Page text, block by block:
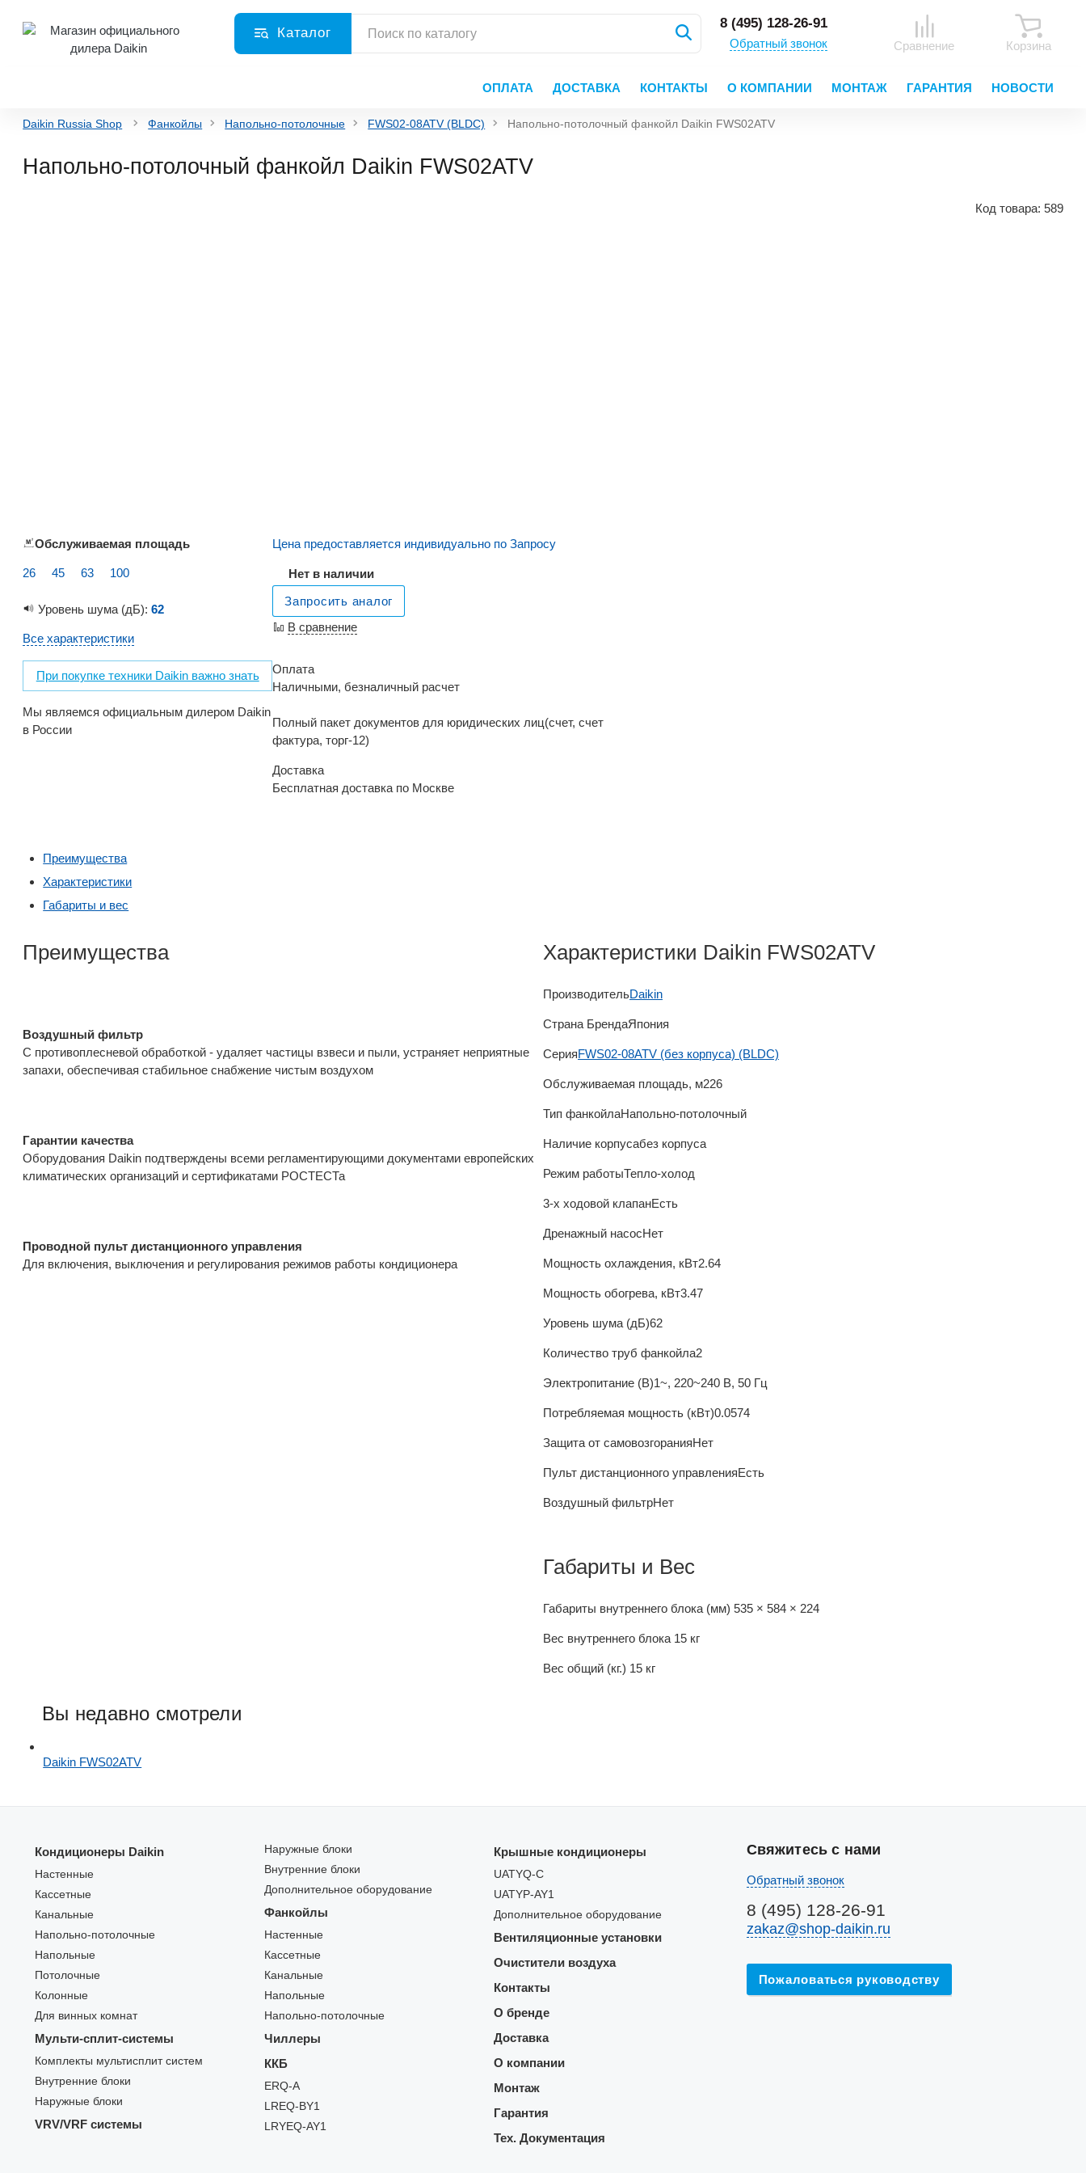
Каталог
8 (495) 128-26-91
Обратный звонок Сравнение Корзина
ОПЛАТА ДОСТАВКА КОНТАКТЫ О КОМПАНИИ МОНТАЖ ГАРАНТИЯ НОВОСТИ
Daikin Russia Shop Фанкойлы Напольно-потолочные FWS02-08ATV (BLDC) Напольно-потолочный фанкойл Daikin FWS02ATV
Напольно-потолочный фанкойл Daikin FWS02ATV
Код товара: 589
Цена предоставляется индивидуально по Запросу
Нет в наличии
Запросить аналог
В сравнение
Оплата
Наличными, безналичный расчет
Полный пакет документов для юридических лиц(счет, счет
фактура, торг-12)
Доставка
Бесплатная доставка по Москве
Обслуживаемая площадь
26 45 63 100
Уровень шума (дБ):62
Все характеристики
При покупке техники Daikin важно знать
Мы являемся официальным дилером Daikin
в России
Преимущества
Характеристики
Габариты и вес
Преимущества
Воздушный фильтр
С противоплесневой обработкой - удаляет частицы взвеси и пыли, устраняет неприятные
запахи, обеспечивая стабильное снабжение чистым воздухом
Гарантии качества
Оборудования Daikin подтверждены всеми регламентирующими документами европейских
климатических организаций и сертификатами РОСТЕСТа
Проводной пульт дистанционного управления
Для включения, выключения и регулирования режимов работы кондиционера
Характеристики Daikin FWS02ATV
ПроизводительDaikin
Страна БрендаЯпония
СерияFWS02-08ATV (без корпуса) (BLDC)
Обслуживаемая площадь, м226
Тип фанкойлаНапольно-потолочный
Наличие корпусабез корпуса
Режим работыТепло-холод
3-х ходовой клапанЕсть
Дренажный насосНет
Мощность охлаждения, кВт2.64
Мощность обогрева, кВт3.47
Уровень шума (дБ)62
Количество труб фанкойла2
Электропитание (В)1~, 220~240 В, 50 Гц
Потребляемая мощность (кВт)0.0574
Защита от самовозгоранияНет
Пульт дистанционного управленияЕсть
Воздушный фильтрНет
Габариты и Вес
Габариты внутреннего блока (мм) 535 × 584 × 224
Вес внутреннего блока 15 кг
Вес общий (кг.) 15 кг
Вы недавно смотрели
Daikin FWS02ATV
Кондиционеры Daikin
Настенные
Кассетные
Канальные
Напольно-потолочные
Напольные
Потолочные
Колонные
Для винных комнат
Мульти-сплит-системы
Комплекты мультисплит систем
Внутренние блоки
Наружные блоки
VRV/VRF системы
Наружные блоки
Внутренние блоки
Дополнительное оборудование
Фанкойлы
Настенные
Кассетные
Канальные
Напольные
Напольно-потолочные
Чиллеры
ККБ
ERQ-A
LREQ-BY1
LRYEQ-AY1
Крышные кондиционеры
UATYQ-C
UATYP-AY1
Дополнительное оборудование
Вентиляционные установки
Очистители воздуха
Контакты
О бренде
Доставка
О компании
Монтаж
Гарантия
Тех. Документация
Свяжитесь с нами
Обратный звонок
8 (495) 128-26-91
zakaz@shop-daikin.ru
Пожаловаться руководству